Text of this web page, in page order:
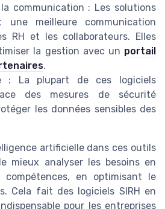
communication : Les solutions
une meilleure communication
RH et les collaborateurs. Elles
la gestion avec un portail
.
: La plupart de ces logiciels
des mesures de sécurité
les données sensibles des
artificielle dans ces outils
mieux analyser les besoins en
compétences, en optimisant le
Cela fait des logiciels SIRH en
pour les entreprises